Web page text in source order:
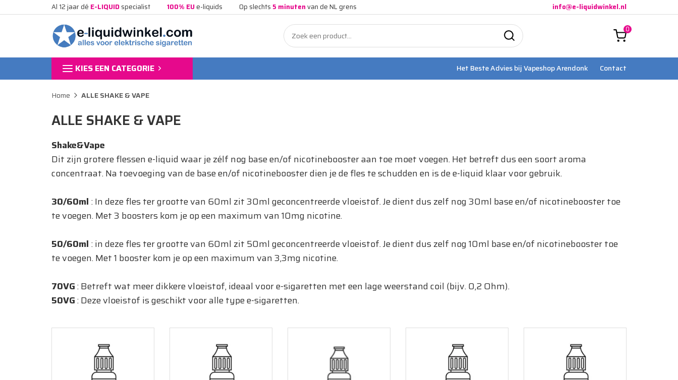
Al 12 jaar dé E-LIQUIDspecialist 100% EUe-liquids Op slechts 5 minutenvan de NL grens info@e-liquidwinkel.nl
0
KIES EEN CATEGORIE Het Beste Advies bij Vapeshop Arendonk Contact
Home ALLE SHAKE & VAPE
ALLE SHAKE & VAPE
Shake&Vape
Dit zijn grotere flessen e-liquid waar je zélf nog base en/of nicotinebooster aan toe moet voegen. Het betreft dus een soort aroma
concentraat. Na toevoeging van de base en/of nicotinebooster dien je de fles te schudden en is de e-liquid klaar voor gebruik.
30/60ml : In deze fles ter grootte van 60ml zit 30ml geconcentreerde vloeistof. Je dient dus zelf nog 30ml base en/of nicotinebooster toe
te voegen. Met 3 boosters kom je op een maximum van 10mg nicotine.
50/60ml : in deze fles ter grootte van 60ml zit 50ml geconcentreerde vloeistof. Je dient dus zelf nog 10ml base en/of nicotinebooster toe
te voegen. Met 1 booster kom je op een maximum van 3,3mg nicotine.
70VG: Betreft wat meer dikkere vloeistof, ideaal voor e-sigaretten met een lage weerstand coil (bijv. 0,2 Ohm).
50VG: Deze vloeistof is geschikt voor alle type e-sigaretten.